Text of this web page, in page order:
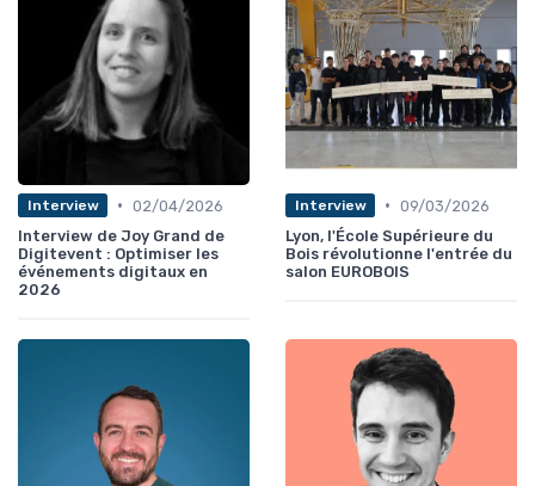
Interview • 02/04/2026
Interview de Joy Grand de
Digitevent : Optimiser les
événements digitaux en
2026
Interview • 09/03/2026
Lyon, l'École Supérieure du
Bois révolutionne l'entrée du
salon EUROBOIS